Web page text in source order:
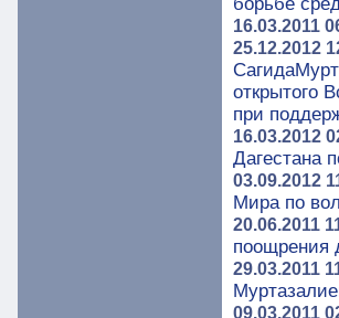
16.03.2011
25.12.2012
открытого
при
16.03.2012
Дагестана
03.09.2012
Мира по
20.06.2011
поощрения
29.03.2011
09.03.2011